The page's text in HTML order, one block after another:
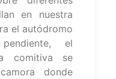
en nuestra
el autódromo
el
comitiva se
donde